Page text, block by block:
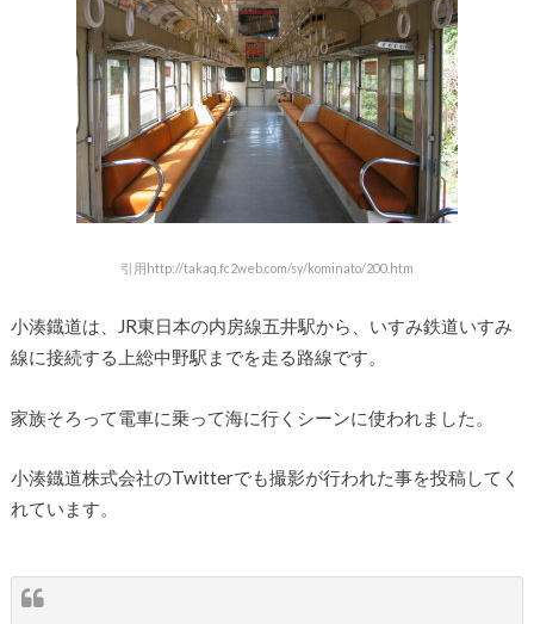
引用http://takaq.fc2web.com/sy/kominato/200.htm
小湊鐡道は、JR東日本の内房線五井駅から、いすみ鉄道いすみ
線に接続する上総中野駅までを走る路線です。
家族そろって電車に乗って海に行くシーンに使われました。
小湊鐡道株式会社のTwitterでも撮影が行われた事を投稿してく
れています。